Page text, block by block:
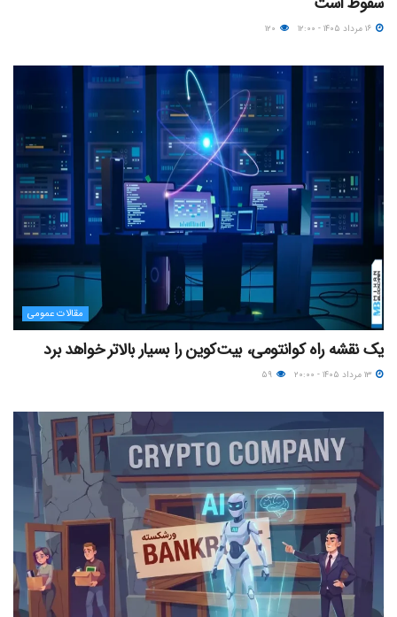
مقالات عمومی
یک نقشه راه کوانتومی، بیت‌کوین را بسیار بالاتر خواهد برد